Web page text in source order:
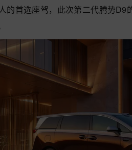
的首选座驾，此次第二代腾势